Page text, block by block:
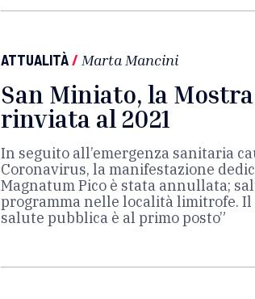
ATTUALITÀ/ Marta Mancini
San Miniato, la
rinviata al 2021
In seguito all’emergenza sanitaria
Coronavirus, la manifestazione
Magnatum Pico è stata annullata;
programma nelle località limitrofe. Il
salute pubblica è al primo posto”